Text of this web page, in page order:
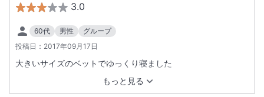
3.0
60代 男性
グループ
投稿日： 2017年09月17日
もっと見る
大きいサイズのベットでゆっくり寝ました